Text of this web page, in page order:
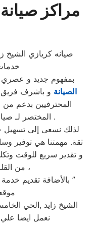
مراكز
صيانه كريازي
بمفهوم جديد و عصري
الصيانة و باشرف فريق
المحترفيين بدعم
المختصر لـ صيانه ثلاجات كريازي الشيخ زايد .
لذلك نسعى إلى تسهيل
ثقة. مهمتنا هي توفير
و تقدير سريع للوقت
من القلق و دون أي مفاجآت ،
بالأضافة تقديم خدمة عملاء مميزة من البداية إلى النهاية ”
الشيخ زايد ,الحي الخامس
نعمل ايضا علي